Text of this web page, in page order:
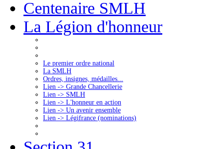
Centenaire SMLH
La Légion d'honneur
Le premier ordre national
La SMLH
Ordres, insignes, médailles...
Lien -> Grande Chancellerie
Lien -> SMLH
Lien -> L'honneur en action
Lien -> Un avenir ensemble
Lien -> Légifrance (nominations)